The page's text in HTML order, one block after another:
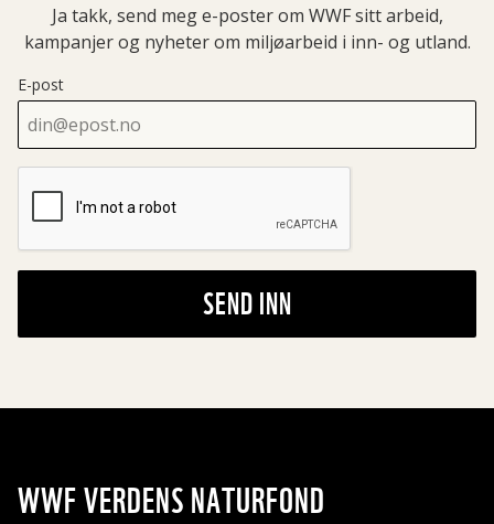
Ja takk, send meg e-poster om WWF sitt arbeid,
kampanjer og nyheter om miljøarbeid i inn- og utland.
E-post
SEND INN
WWF VERDENS NATURFOND